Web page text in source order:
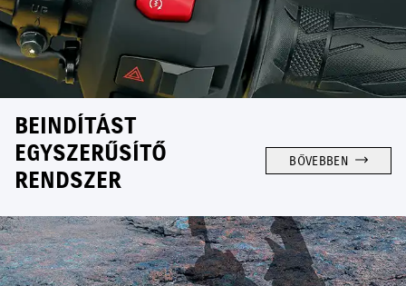
BEINDÍTÁST
EGYSZERŰSÍTŐ
RENDSZER
BŐVEBBEN